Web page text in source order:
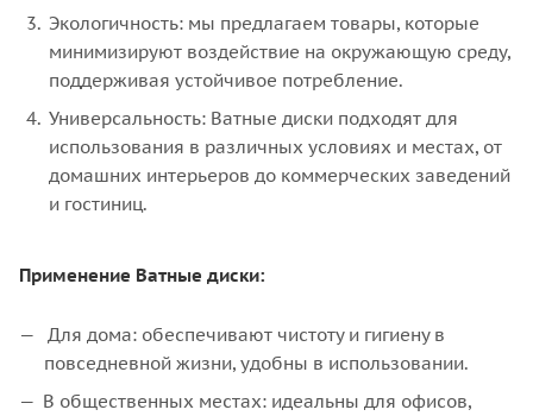
Экологичность: мы предлагаем товары, которые
минимизируют воздействие на окружающую среду,
поддерживая устойчивое потребление.
Универсальность: Ватные диски подходят для
использования в различных условиях и местах, от
домашних интерьеров до коммерческих заведений
и гостиниц.
Применение Ватные диски:
Для дома: обеспечивают чистоту и гигиену в
повседневной жизни, удобны в использовании.
В общественных местах: идеальны для офисов,